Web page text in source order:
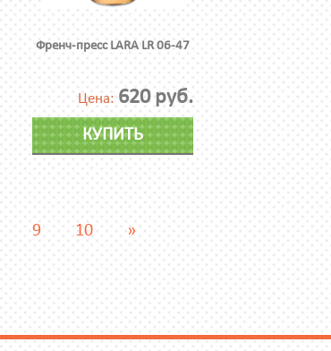
Френч-пресс LARA LR 06-47
Цена: 620 руб.
КУПИТЬ
9 10 »